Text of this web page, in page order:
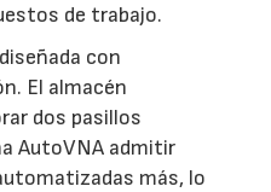
de trabajo.
con
El almacén
dos pasillos
AutoVNA admitir
más, lo